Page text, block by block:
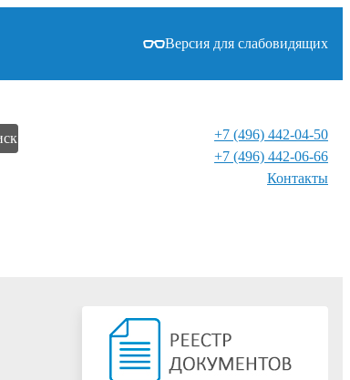
Версия для слабовидящих
+7 (496) 442-04-50
+7 (496) 442-06-66
Контакты⁠